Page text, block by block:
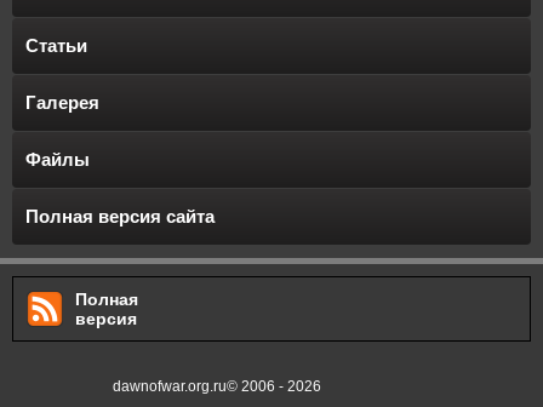
Статьи
Галерея
Файлы
Полная версия сайта
Полная
версия
dawnofwar.org.ru© 2006 - 2026